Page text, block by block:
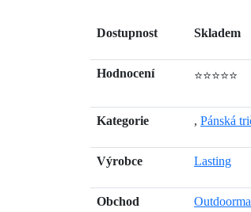
Dostupnost Skladem
Hodnocení ⭐⭐⭐⭐⭐
Kategorie , Pánská
Výrobce Lasting
Obchod